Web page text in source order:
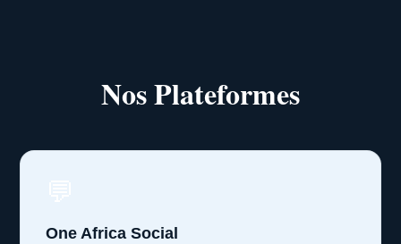
Nos Plateformes
One Africa Social